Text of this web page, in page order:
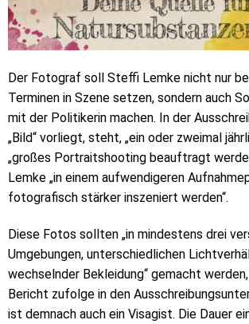
Der Fotograf soll Steffi Lemke nicht nur
Terminen in Szene setzen, sondern auch
mit der Politikerin machen. In der
„Bild“ vorliegt, steht, „ein oder zweimal
„großes Portraitshooting beauftragt
Lemke „in einem aufwendigeren
fotografisch stärker inszeniert werden“.
Diese Fotos sollten „in mindestens drei
Umgebungen, unterschiedlichen
wechselnder Bekleidung“ gemacht
Bericht zufolge in den
ist demnach auch ein Visagist. Die Dauer